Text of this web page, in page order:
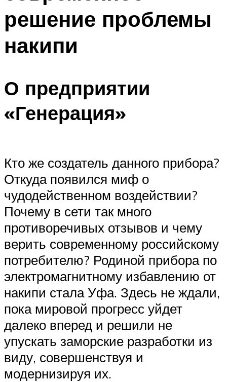
решение проблемы
накипи
О предприятии
«Генерация»
Кто же создатель данного прибора?
Откуда появился миф о
чудодейственном воздействии?
Почему в сети так много
противоречивых отзывов и чему
верить современному российскому
потребителю? Родиной прибора по
электромагнитному избавлению от
накипи стала Уфа. Здесь не ждали,
пока мировой прогресс уйдет
далеко вперед и решили не
упускать заморские разработки из
виду, совершенствуя и
модернизируя их.